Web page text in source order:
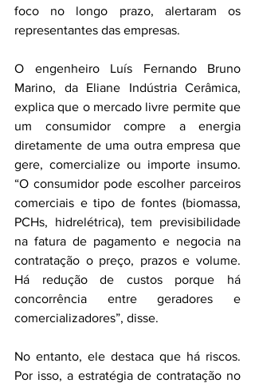
foco no longo prazo, alertaram os
representantes das empresas.
O engenheiro Luís Fernando Bruno
Marino, da Eliane Indústria Cerâmica,
explica que o mercado livre permite que
um consumidor compre a energia
diretamente de uma outra empresa que
gere, comercialize ou importe insumo.
“O consumidor pode escolher parceiros
comerciais e tipo de fontes (biomassa,
PCHs, hidrelétrica), tem previsibilidade
na fatura de pagamento e negocia na
contratação o preço, prazos e volume.
Há redução de custos porque há
concorrência entre geradores e
comercializadores”, disse.
No entanto, ele destaca que há riscos.
Por isso, a estratégia de contratação no